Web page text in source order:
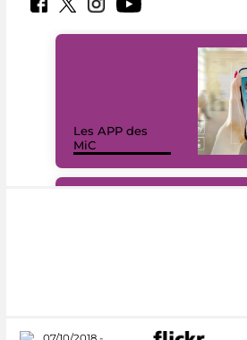
Les APP des
MiC